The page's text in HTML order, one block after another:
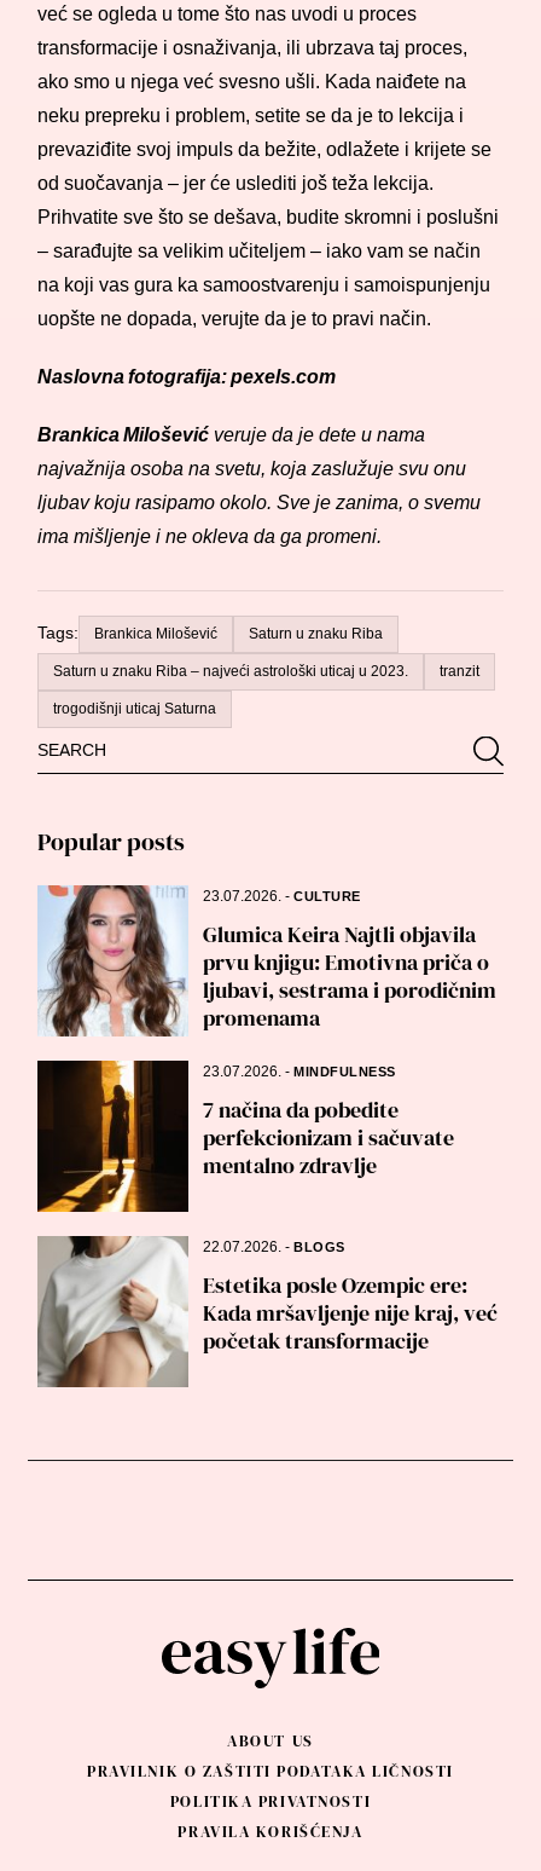
Search
for:
Popular posts
23.07.2026.-CULTURE
Glumica Keira Najtli objavila
prvu knjigu: Emotivna priča o
ljubavi, sestrama i porodičnim
promenama
23.07.2026.-MINDFULNESS
7 načina da pobedite
perfekcionizam i sačuvate
mentalno zdravlje
22.07.2026.-BLOGS
Estetika posle Ozempic ere:
Kada mršavljenje nije kraj, već
početak transformacije
već se ogleda u tome što nas uvodi u proces
transformacije i osnaživanja, ili ubrzava taj proces,
ako smo u njega već svesno ušli. Kada naiđete na
neku prepreku i problem, setite se da je to lekcija i
prevaziđite svoj impuls da bežite, odlažete i krijete se
od suočavanja – jer će uslediti još teža lekcija.
Prihvatite sve što se dešava, budite skromni i poslušni
– sarađujte sa velikim učiteljem – iako vam se način
na koji vas gura ka samoostvarenju i samoispunjenju
uopšte ne dopada, verujte da je to pravi način.
Naslovna fotografija: pexels.com
Brankica Milošević veruje da je dete u nama
najvažnija osoba na svetu, koja zaslužuje svu onu
ljubav koju rasipamo okolo. Sve je zanima, o svemu
ima mišljenje i ne okleva da ga promeni.
Tags: Brankica Milošević Saturn u znaku Riba
Saturn u znaku Riba – najveći astrološki uticaj u 2023. tranzit
trogodišnji uticaj Saturna
ABOUT US
PRAVILNIK O ZAŠTITI PODATAKA LIČNOSTI
POLITIKA PRIVATNOSTI
PRAVILA KORIŠĆENJA